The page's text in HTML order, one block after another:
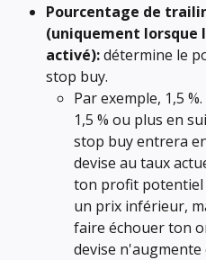
Pourcentage de
(uniquement
activé): détermine le
stop buy.
Par exemple, 1,5
1,5 % ou plus en
stop buy entrera
devise au taux
ton profit potentiel
un prix inférieur,
faire échouer ton
devise